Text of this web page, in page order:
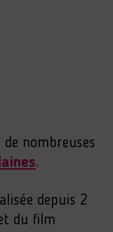
de nombreuses
.
depuis 2
du film